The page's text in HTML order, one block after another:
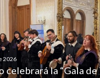
2026
celebrará la “Gala de